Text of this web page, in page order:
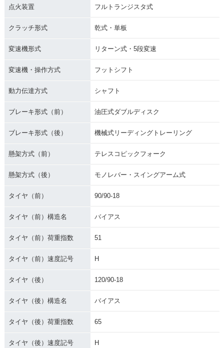
点火装置 フルトランジスタ式
クラッチ形式 乾式・単板
変速機形式 リターン式・5段変速
変速機・操作方式 フットシフト
動力伝達方式 シャフト
ブレーキ形式（前） 油圧式ダブルディスク
ブレーキ形式（後） 機械式リーディングトレーリング
懸架方式（前） テレスコピックフォーク
懸架方式（後） モノレバー・スイングアーム式
タイヤ（前） 90/90-18
タイヤ（前）構造名 バイアス
タイヤ（前）荷重指数 51
タイヤ（前）速度記号 H
タイヤ（後） 120/90-18
タイヤ（後）構造名 バイアス
タイヤ（後）荷重指数 65
タイヤ（後）速度記号 H